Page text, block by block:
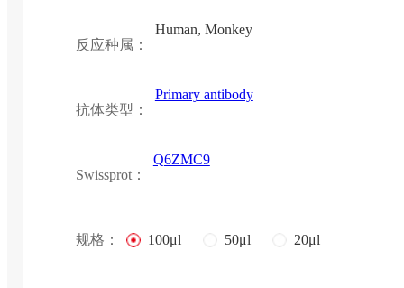
反应种属：
Human, Monkey
抗体类型：
Primary antibody
Swissprot：
Q6ZMC9
规格： 100μl 50μl 20μl